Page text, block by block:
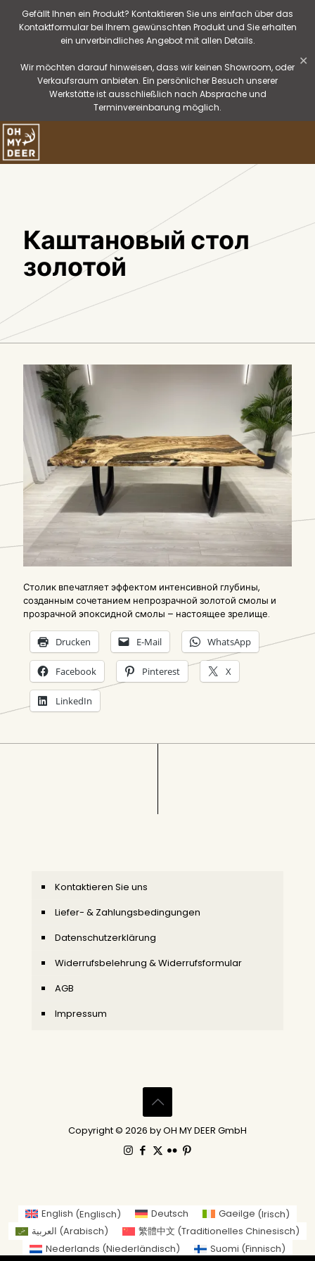
Gefällt Ihnen ein Produkt? Kontaktieren Sie uns einfach über das
Kontaktformular bei Ihrem gewünschten Produkt und Sie erhalten
ein unverbindliches Angebot mit allen Details.
Wir möchten darauf hinweisen, dass wir keinen Showroom, oder
Verkaufsraum anbieten. Ein persönlicher Besuch unserer
Werkstätte ist ausschließlich nach Absprache und
Terminvereinbarung möglich.
✕
Каштановый стол
золотой
Столик впечатляет эффектом интенсивной глубины,
созданным сочетанием непрозрачной золотой смолы и
прозрачной эпоксидной смолы – настоящее зрелище.
Drucken E-Mail WhatsApp
Facebook Pinterest X
LinkedIn
Kontaktieren Sie uns
Liefer- & Zahlungsbedingungen
Datenschutzerklärung
Widerrufsbelehrung & Widerrufsformular
AGB
Impressum
Copyright © 2026 by OH MY DEER GmbH
English (Englisch) Deutsch Gaeilge (Irisch)
العربية (Arabisch) 繁體中文 (Traditionelles Chinesisch)
Nederlands (Niederländisch) Suomi (Finnisch)